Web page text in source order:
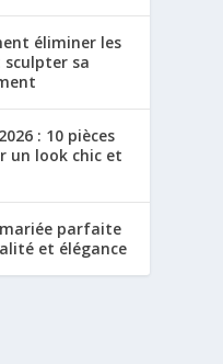
éliminer les
sculpter sa
: 10 pièces
un look chic et
parfaite
et élégance